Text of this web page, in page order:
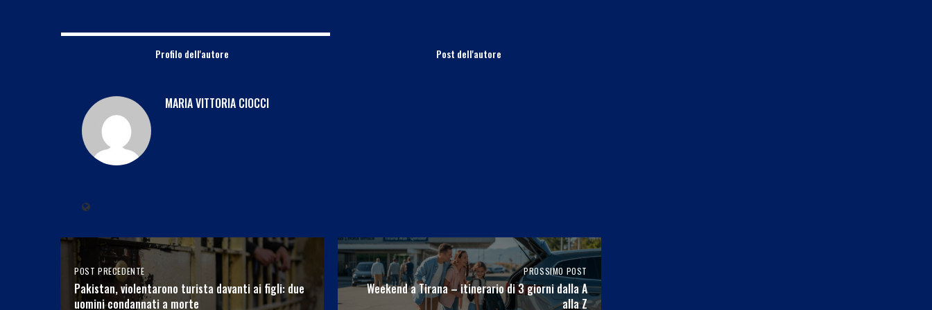
Profilo dell'autore Post dell'autore
MARIA VITTORIA CIOCCI
POST PRECEDENTE
Pakistan, violentarono turista davanti ai figli: due
uomini condannati a morte
PROSSIMO POST
Weekend a Tirana – itinerario di 3 giorni dalla A
alla Z